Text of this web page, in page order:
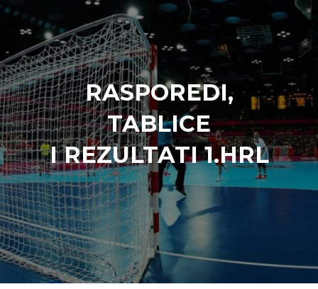
RASPOREDI,
TABLICE
I REZULTATI 1.HRL